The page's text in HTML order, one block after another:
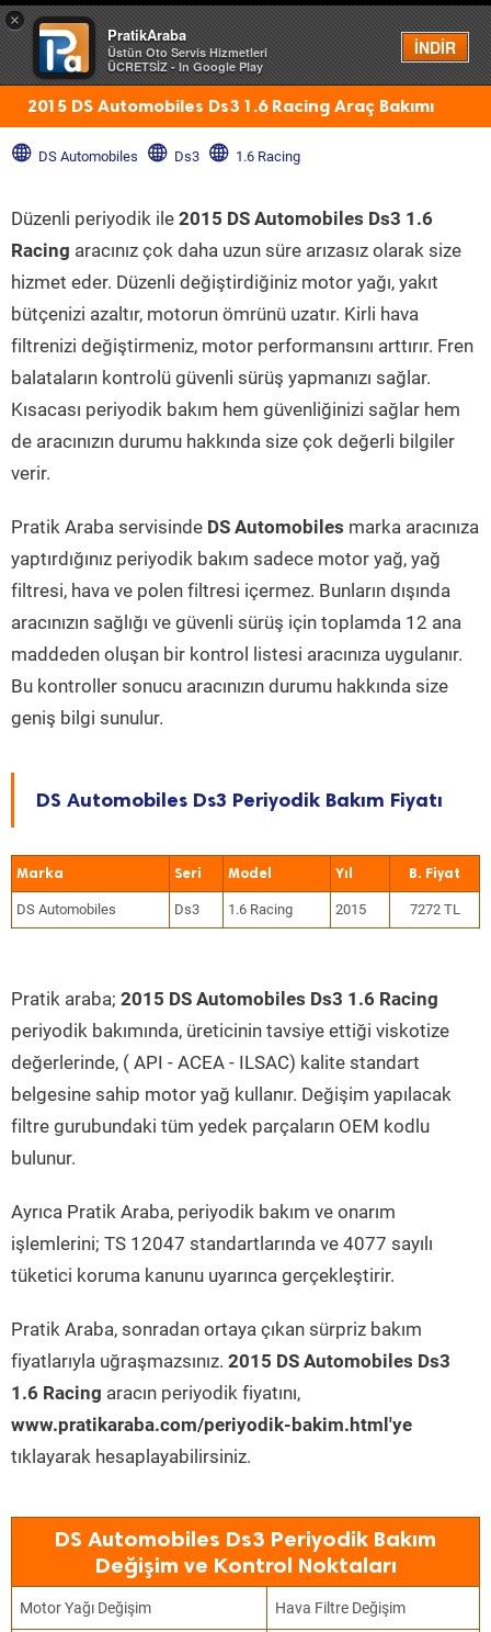
×
PratikAraba
Üstün Oto Servis Hizmetleri
ÜCRETSİZ - In Google Play
İNDİR
Menü
2015 DS Automobiles Ds3 1.6 Racing Araç Bakımı
DS Automobiles Ds3 1.6 Racing
Düzenli periyodik ile 2015 DS Automobiles Ds3 1.6
Racing aracınız çok daha uzun süre arızasız olarak size
hizmet eder. Düzenli değiştirdiğiniz motor yağı, yakıt
bütçenizi azaltır, motorun ömrünü uzatır. Kirli hava
filtrenizi değiştirmeniz, motor performansını arttırır. Fren
balataların kontrolü güvenli sürüş yapmanızı sağlar.
Kısacası periyodik bakım hem güvenliğinizi sağlar hem
de aracınızın durumu hakkında size çok değerli bilgiler
verir.
Pratik Araba servisinde DS Automobiles marka aracınıza
yaptırdığınız periyodik bakım sadece motor yağ, yağ
filtresi, hava ve polen filtresi içermez. Bunların dışında
aracınızın sağlığı ve güvenli sürüş için toplamda 12 ana
maddeden oluşan bir kontrol listesi aracınıza uygulanır.
Bu kontroller sonucu aracınızın durumu hakkında size
geniş bilgi sunulur.
DS Automobiles Ds3 Periyodik Bakım Fiyatı
Marka Seri Model Yıl
DS Automobiles Ds3 1.6 Racing 2015 7272 TL
Pratik araba; 2015 DS Automobiles Ds3 1.6 Racing
periyodik bakımında, üreticinin tavsiye ettiği viskotize
değerlerinde, ( API - ACEA - ILSAC) kalite standart
belgesine sahip motor yağ kullanır. Değişim yapılacak
filtre gurubundaki tüm yedek parçaların OEM kodlu
bulunur.
Ayrıca Pratik Araba, periyodik bakım ve onarım
işlemlerini; TS 12047 standartlarında ve 4077 sayılı
tüketici koruma kanunu uyarınca gerçekleştirir.
Pratik Araba, sonradan ortaya çıkan sürpriz bakım
fiyatlarıyla uğraşmazsınız. 2015 DS Automobiles Ds3
1.6 Racing aracın periyodik fiyatını,
www.pratikaraba.com/periyodik-bakim.html'ye
tıklayarak hesaplayabilirsiniz.
DS Automobiles Ds3 Periyodik Bakım
Değişim ve Kontrol Noktaları
Motor Yağı Değişim Hava Filtre Değişim